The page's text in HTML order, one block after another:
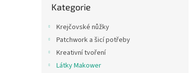
kategorie
Kategorie
Krejčovské nůžky
Patchwork a šicí potřeby
Kreativní tvoření
Látky Makower